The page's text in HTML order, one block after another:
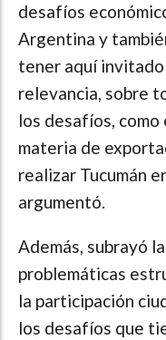
desafíos
Argentina y
tener aquí
relevancia, sobre
los desafíos,
materia de
realizar Tucumán
argumentó.
Además, subrayó
problemáticas
la participación
los desafíos que